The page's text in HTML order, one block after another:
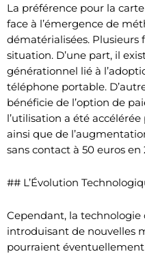
La préférence pour la
face à l’émergence de
dématérialisées.
situation. D’une part, il
générationnel lié à
téléphone portable.
bénéficie de l’option de
l’utilisation a été
ainsi que de
sans contact à 50 euros en
## L’Évolution
Cependant, la technologie
introduisant de nouvelles
pourraient